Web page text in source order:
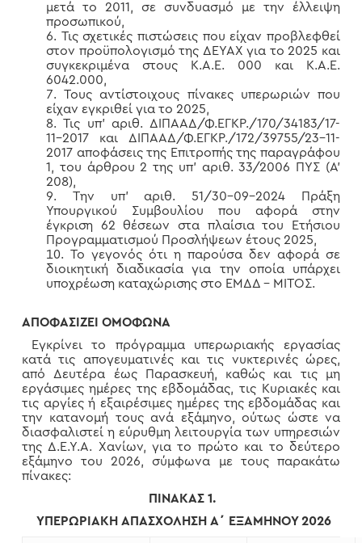
μετά το 2011, σε συνδυασμό με την έλλειψη
προσωπικού,
Τις σχετικές πιστώσεις που είχαν προβλεφθεί
στον προϋπολογισμό της ΔΕΥΑΧ για το 2025 και
συγκεκριμένα στους Κ.Α.Ε. 000 και Κ.Α.Ε.
6042.000,
Τους αντίστοιχους πίνακες υπερωριών που
είχαν εγκριθεί για το 2025,
Τις υπ’ αριθ. ΔΙΠΑΑΔ/Φ.ΕΓΚΡ./170/34183/17-
11-2017 και ΔΙΠΑΑΔ/Φ.ΕΓΚΡ./172/39755/23-11-
2017 αποφάσεις της Επιτροπής της παραγράφου
1, του άρθρου 2 της υπ’ αριθ. 33/2006 ΠΥΣ (Α’
208),
Την υπ’ αριθ. 51/30-09-2024 Πράξη
Υπουργικού Συμβουλίου που αφορά στην
έγκριση 62 θέσεων στα πλαίσια του Ετήσιου
Προγραμματισμού Προσλήψεων έτους 2025,
Το γεγονός ότι η παρούσα δεν αφορά σε
διοικητική διαδικασία για την οποία υπάρχει
υποχρέωση καταχώρισης στο ΕΜΔΔ – ΜΙΤΟΣ.
ΑΠΟΦΑΣΙΖΕΙ ΟΜΟΦΩΝΑ
Εγκρίνει το πρόγραμμα υπερωριακής εργασίας
κατά τις απογευματινές και τις νυκτερινές ώρες,
από Δευτέρα έως Παρασκευή, καθώς και τις μη
εργάσιμες ημέρες της εβδομάδας, τις Κυριακές και
τις αργίες ή εξαιρέσιμες ημέρες της εβδομάδας και
την κατανομή τους ανά εξάμηνο, ούτως ώστε να
διασφαλιστεί η εύρυθμη λειτουργία των υπηρεσιών
της Δ.Ε.Υ.Α. Χανίων, για το πρώτο και το δεύτερο
εξάμηνο του 2026, σύμφωνα με τους παρακάτω
πίνακες:
ΠΙΝΑΚΑΣ 1.
ΥΠΕΡΩΡΙΑΚΗ ΑΠΑΣΧΟΛΗΣΗ Α΄ ΕΞΑΜΗΝΟΥ 2026